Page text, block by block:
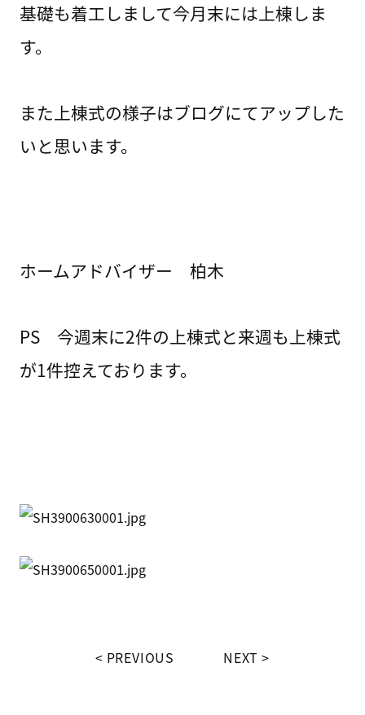
基礎も着工しまして今月末には上棟しま
す。
また上棟式の様子はブログにてアップした
いと思います。
ホームアドバイザー 柏木
PS 今週末に2件の上棟式と来週も上棟式
が1件控えております。
PREVIOUS NEXT